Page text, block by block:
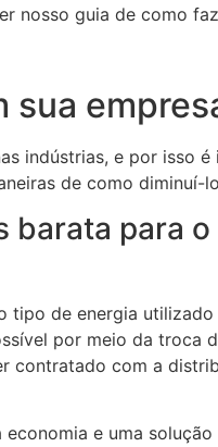
nosso guia de como
sua
indústrias, e por isso
de como diminuí-
barata para
tipo de energia utilizado
por meio da troca
contratado com a
e uma solução